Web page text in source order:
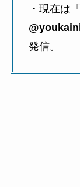
・現在は
発信。